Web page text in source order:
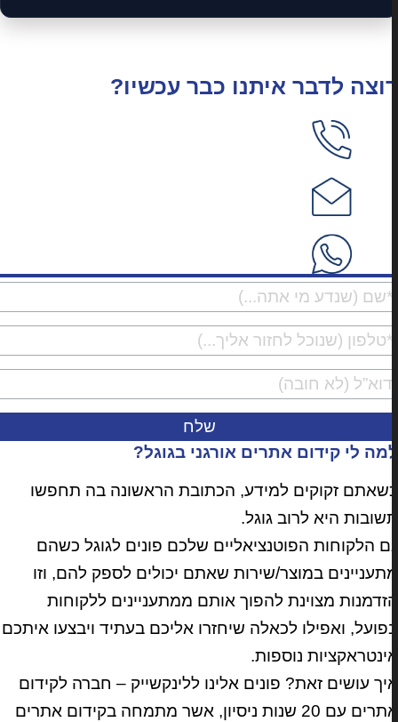
לדבר איתנו כבר עכשיו?
לי קידום אתרים אורגני בגוגל?
זקוקים למידע, הכתובת הראשונה בה תחפשו
היא לרוב גוגל.
הלקוחות הפוטנציאליים שלכם פונים לגוגל כשהם
במוצר/שירות שאתם יכולים לספק להם, וזו
מצוינת להפוך אותם ממתעניינים ללקוחות
ואפילו לכאלה שיחזרו אליכם בעתיד ויבצעו איתכם
נוספות.
עושים זאת? פונים אלינו ללינקשייק – חברה לקידום
אתרים עם 20 שנות ניסיון, אשר מתמחה בקידום אתרים